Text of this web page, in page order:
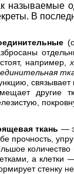
называемые
В
например,
связывает
другие
ткань —
прочность,
а клетки
стенку